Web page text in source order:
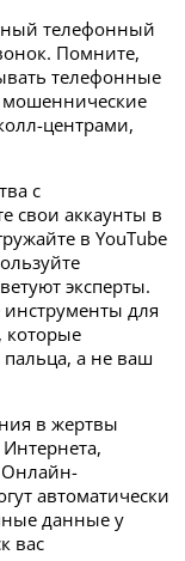
телефонный
Помните,
телефонные
мошеннические
центрами,
с
свои аккаунты в
в YouTube
эксперты.
инструменты для
которые
а не ваш
в жертвы
Онлайн-
автоматически
данные у
вас